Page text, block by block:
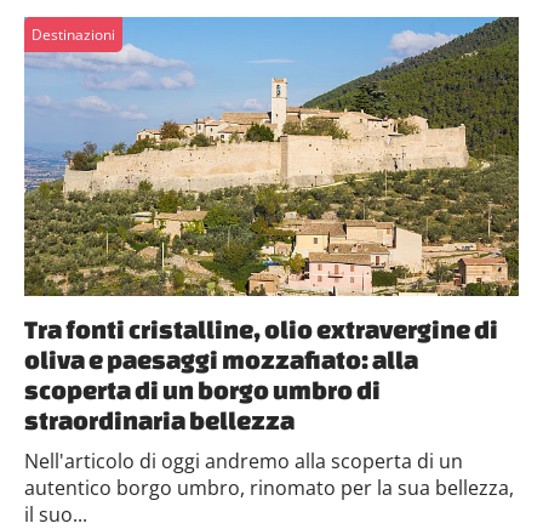
Destinazioni
Tra fonti cristalline, olio extravergine di
oliva e paesaggi mozzafiato: alla
scoperta di un borgo umbro di
straordinaria bellezza
Nell'articolo di oggi andremo alla scoperta di un
autentico borgo umbro, rinomato per la sua bellezza,
il suo...